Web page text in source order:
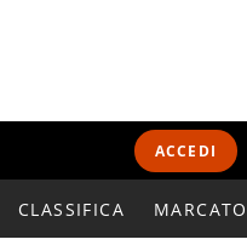
ACCEDI
CLASSIFICA